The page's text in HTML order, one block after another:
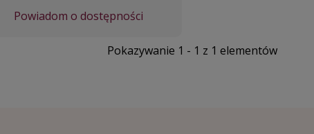
Powiadom o dostępności
Pokazywanie 1 - 1 z 1 elementów